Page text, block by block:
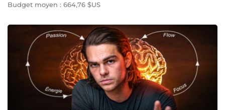
Budget moyen : 664,76 $US